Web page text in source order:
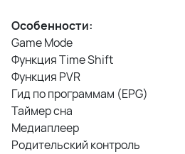
Особенности:
Game Mode
Функция Time Shift
Функция PVR
Гид по программам (EPG)
Таймер сна
Медиаплеер
Родительский контроль